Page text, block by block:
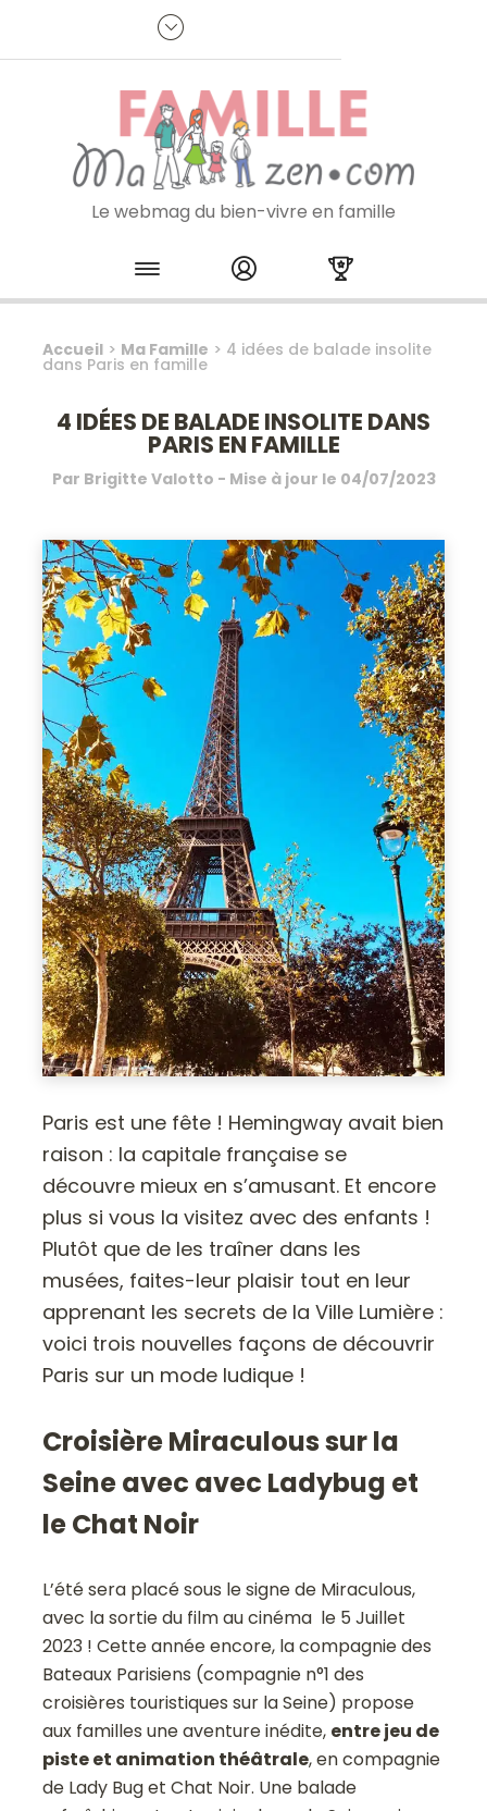
Je m'inscris à la newsletter
Le webmag du bien-vivre en famille
Skip to content
Accueil > Ma Famille > 4 idées de balade insolite
dans Paris en famille
4 IDÉES DE BALADE INSOLITE DANS
PARIS EN FAMILLE
Par Brigitte Valotto - Mise à jour le 04/07/2023
Paris est une fête ! Hemingway avait bien
raison : la capitale française se
découvre mieux en s’amusant. Et encore
plus si vous la visitez avec des enfants !
Plutôt que de les traîner dans les
musées, faites-leur plaisir tout en leur
apprenant les secrets de la Ville Lumière :
voici trois nouvelles façons de découvrir
Paris sur un mode ludique !
Croisière Miraculous sur la
Seine avec avec Ladybug et
le Chat Noir
L’été sera placé sous le signe de Miraculous,
avec la sortie du film au cinéma le 5 Juillet
2023 ! Cette année encore, la compagnie des
Bateaux Parisiens (compagnie n°1 des
croisières touristiques sur la Seine) propose
aux familles une aventure inédite, entre jeu de
piste et animation théâtrale, en compagnie
de Lady Bug et Chat Noir. Une balade
Panneau de gestion des cookies